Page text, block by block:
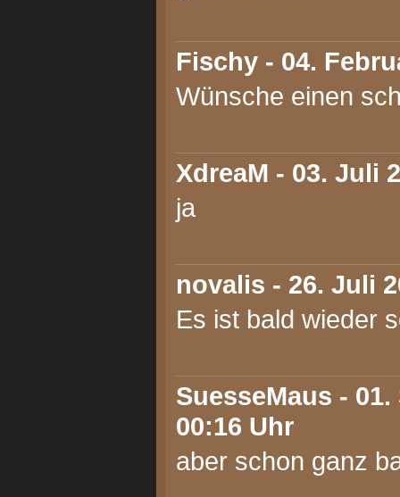
Fischy - 04.
Wünsche einen
XdreaM - 03. Juli
ja
novalis - 26. Juli
Es ist bald wieder
SuesseMaus - 01.
00:16 Uhr
aber schon ganz